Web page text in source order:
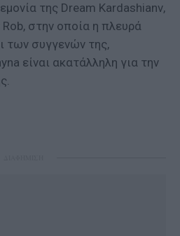
της Dream Kardashianν,
στην οποία η πλευρά
των συγγενών της,
είναι ακατάλληλη για την